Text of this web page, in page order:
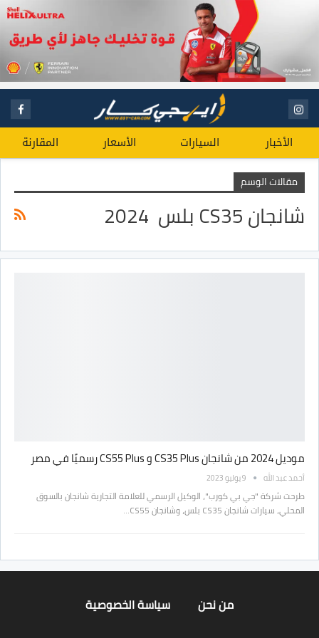
الأخبار السيارات الأسعار المقارنة
مقالات الوسم
شانجان CS35 بلس 2024
موديل 2024 من شانجان CS35 Plus و CS55 Plus رسميًا في مصر
أحمد عبد الله 9 يوليو 2023
طرحت شركة "جي بي كورب"، الوكيل الرسمي للعلامة التجارية شانجان بالسوق
المحلي، سيارات شانجان CS35 بلس، وشانجان CS55…
من نحن سياسة الخصوصية